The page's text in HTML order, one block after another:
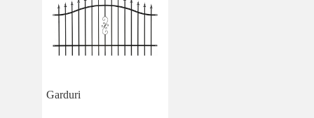
Garduri